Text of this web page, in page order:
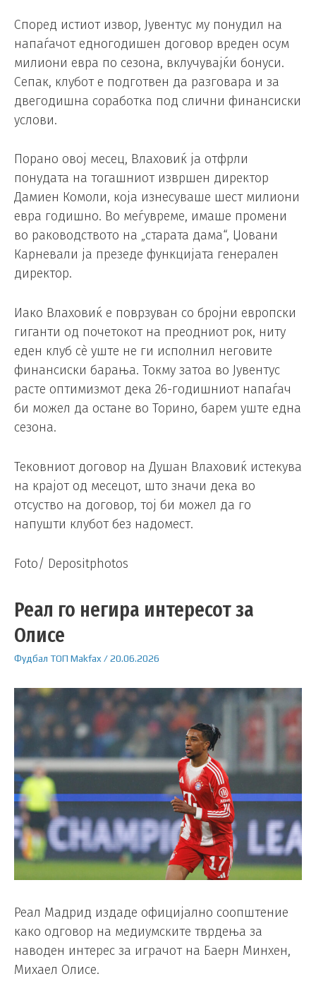
Според истиот извор, Јувентус му понудил на
напаѓачот едногодишен договор вреден осум
милиони евра по сезона, вклучувајќи бонуси.
Сепак, клубот е подготвен да разговара и за
двегодишна соработка под слични финансиски
услови.
Порано овој месец, Влаховиќ ја отфрли
понудата на тогашниот извршен директор
Дамиен Комоли, која изнесуваше шест милиони
евра годишно. Во меѓувреме, имаше промени
во раководството на „старата дама“, Џовани
Карневали ја презеде функцијата генерален
директор.
Иако Влаховиќ е поврзуван со бројни европски
гиганти од почетокот на преодниот рок, ниту
еден клуб сè уште не ги исполнил неговите
финансиски барања. Токму затоа во Јувентус
расте оптимизмот дека 26-годишниот напаѓач
би можел да остане во Торино, барем уште една
сезона.
Тековниот договор на Душан Влаховиќ истекува
на крајот од месецот, што значи дека во
отсуство на договор, тој би можел да го
напушти клубот без надомест.
Foto/ Depositphotos
Реал го негира интересот за
Олисе
Фудбал ТОП Makfax /20.06.2026
Реал Мадрид издаде официјално соопштение
како одговор на медиумските тврдења за
наводен интерес за играчот на Баерн Минхен,
Михаел Олисе.